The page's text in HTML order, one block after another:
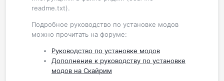
readme.txt).
Подробное руководство по установке модов
можно прочитать на форуме:
Руководство по установке модов
Дополнение к руководству по установке
модов на Скайрим